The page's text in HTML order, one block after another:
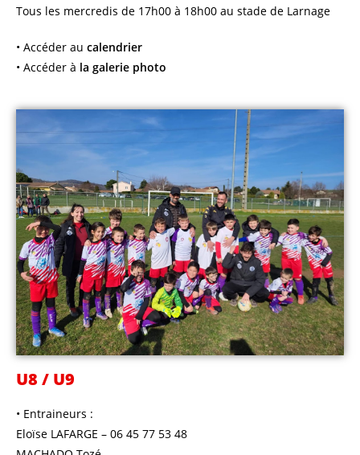
Tous les mercredis de 17h00 à 18h00 au stade de Larnage
• Accéder au calendrier
• Accéder à la galerie photo
U8 / U9
• Entraineurs :
Eloïse LAFARGE – 06 45 77 53 48